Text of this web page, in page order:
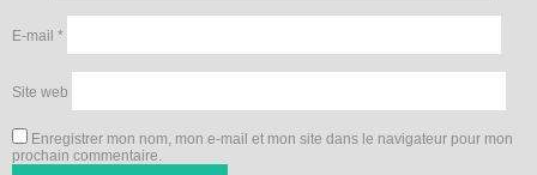
E-mail *
Site web
Enregistrer mon nom, mon e-mail et mon site dans le navigateur pour mon
prochain commentaire.